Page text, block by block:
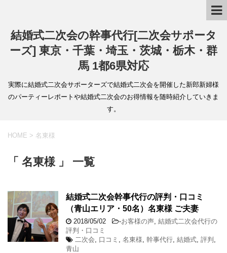
結婚式二次会の幹事代行[二次会サポータ
ーズ] 東京・千葉・埼玉・茨城・栃木・群
馬 1都6県対応
実際に結婚式二次会サポーターズで結婚式二次会を開催した新郎新婦様
のパーティーレポートや結婚式二次会のお得情報を随時紹介していきま
す。
HOME > 名東様
「 名東様 」 一覧
結婚式二次会幹事代行の評判・口コミ
（青山エリア・50名）名東様 ご夫妻
2018/05/02 -お客様の声 結婚式二次会代行の
評判・口コミ
二次会
口コミ 名東様 幹事代行 結婚式 評判
青山